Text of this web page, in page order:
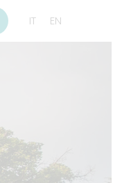
IT EN